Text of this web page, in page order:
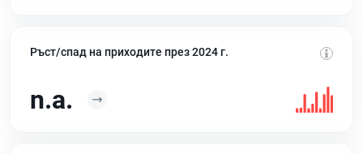
Ръст/спад на приходите през 2024 г.
n.a.